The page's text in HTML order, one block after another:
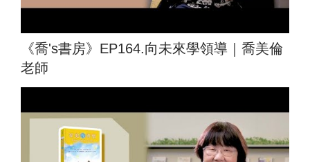
《喬's書房》EP164.向未來學領導｜喬美倫
老師